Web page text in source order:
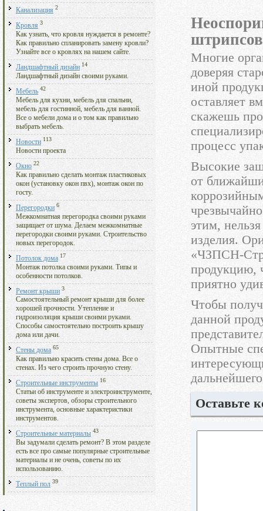
Канализация 2
Кровля 3
Как узнать, что кровля нуждается в ремонте?
Как правильно спланировать замену кровли?
Узнайте все о кровлях на нашем сайте.
Ландшафтный дизайн 14
Ландшафтный дизайн своими руками.
Мебель 42
Мебель для кухни, мебель для спальни,
мебель для гостинной, мебель для ванной.
Все о мебели дома и о том как правильно
выбрать мебель.
Новости 113
Новости проекта
Окно 22
Как правильно сделать монтаж пластиковых
окон (установку окон пвх), монтаж окон по
госту.
Перегородки 6
Межкомнатная перегородка своими руками
защищает от шума. Делаем межкомнатные
перегородки своими руками. Строительство
новых перегородок.
Потолок дома 17
Монтаж потолка своими руками. Типы и
особенности потолков.
Ремонт крыши 3
Самостоятельный ремонт крыши для более
хорошей прочности. Утепление и
гидроизоляция крыши своими руками.
Способы самостоятельно построить крышу
дома или дачи.
Стены дома 65
Как правильно красить стены дома. Все о
стенах. Из чего строить прочную стену.
Строительные инструменты 16
Статьи об инструменте и электроинструменте,
советы экспертов, обзоры строительного
инструмента, основные характеристики
инструментов.
Строительные материалы 43
Вы задумали сделать ремонт? В этом разделе
есть все про самые популярные строительные
материалы и не очень, советы по их
использованию.
Теплый пол 39
штрипсов
Многие
доверяя
иной
оставляет
скажешь
процесс
Высокие
от
этим,
изделия.
«ЧЗПСН-
продукцию,
приятно
Чтобы
данной
Опытные
Оставьте